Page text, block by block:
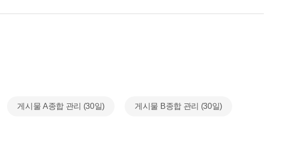
게시물 A종합 관리 (30일) 게시물 B종합 관리 (30일)